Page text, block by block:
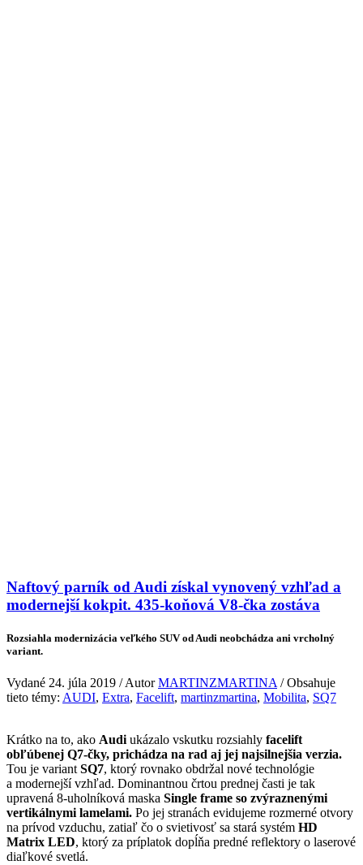
Naftový parník od Audi získal vynovený vzhľad a
modernejší kokpit. 435-koňová V8-čka zostáva
Rozsiahla modernizácia veľkého SUV od Audi neobchádza ani vrcholný
variant.
Vydané 24. júla 2019 / AutorMARTINZMARTINA / Obsahuje
tieto témy: AUDI, Extra, Facelift, martinzmartina, Mobilita, SQ7
Krátko na to, ako Audi ukázalo vskutku rozsiahly facelift
obľúbenej Q7-čky, prichádza na rad aj jej najsilnejšia verzia.
Tou je variant SQ7, ktorý rovnako obdržal nové technológie
a modernejší vzhľad. Dominantnou črtou prednej časti je tak
upravená 8-uholníková maska Single frame so zvýraznenými
vertikálnymi lamelami. Po jej stranách evidujeme rozmerné otvory
na prívod vzduchu, zatiaľ čo o svietivosť sa stará systém HD
Matrix LED, ktorý za príplatok dopĺňa predné reflektory o laserové
diaľkové svetlá.